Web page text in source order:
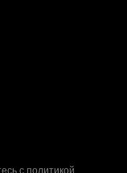
с политикой